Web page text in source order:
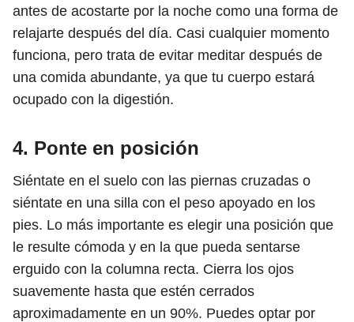
antes de acostarte por la noche como una forma de
relajarte después del día. Casi cualquier momento
funciona, pero trata de evitar meditar después de
una comida abundante, ya que tu cuerpo estará
ocupado con la digestión.
4. Ponte en posición
Siéntate en el suelo con las piernas cruzadas o
siéntate en una silla con el peso apoyado en los
pies. Lo más importante es elegir una posición que
le resulte cómoda y en la que pueda sentarse
erguido con la columna recta. Cierra los ojos
suavemente hasta que estén cerrados
aproximadamente en un 90%. Puedes optar por